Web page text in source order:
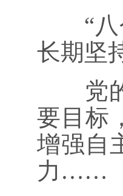
“八个
长期坚
党的
要目标
增强自
力……